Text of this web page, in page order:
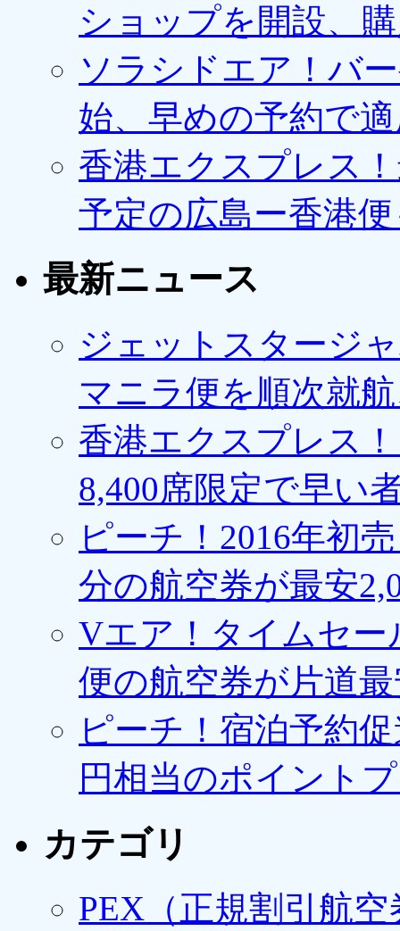
ショップを開設、
ソラシドエア！バ
始、早めの予約で
香港エクスプレス
予定の広島ー香港
最新ニュース
ジェットスタージ
マニラ便を順次就
香港エクスプレス
8,400席限定で早い
ピーチ！2016年初
分の航空券が最安
Vエア！タイムセー
便の航空券が片道最
ピーチ！宿泊予約
円相当のポイント
カテゴリ
PEX（正規割引航空